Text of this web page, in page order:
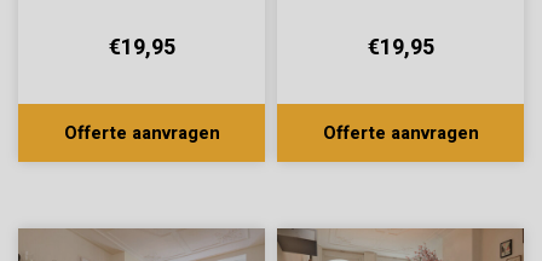
€19,95
Offerte aanvragen
€19,95
Offerte aanvragen